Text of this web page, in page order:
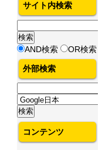
サイト内検索
AND検索 OR検索
外部検索
コンテンツ